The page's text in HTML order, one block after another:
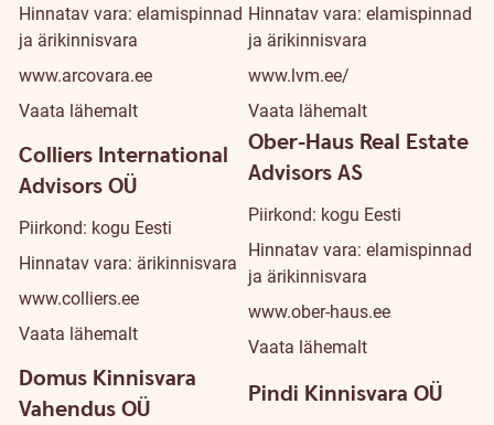
Hinnatav vara: elamispinnad
ja ärikinnisvara
www.arcovara.ee
Vaata lähemalt
Hinnatav vara: elamispinnad
ja ärikinnisvara
www.lvm.ee/
Vaata lähemalt
Colliers International
Advisors OÜ
Piirkond: kogu Eesti
Hinnatav vara: ärikinnisvara
www.colliers.ee
Vaata lähemalt
Ober-Haus Real Estate
Advisors AS
Piirkond: kogu Eesti
Hinnatav vara: elamispinnad
ja ärikinnisvara
www.ober-haus.ee
Vaata lähemalt
Domus Kinnisvara
Vahendus OÜ
Pindi Kinnisvara OÜ